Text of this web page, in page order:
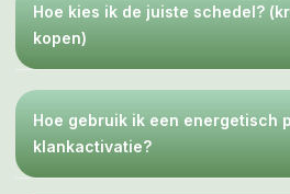
Hoe kies ik de juiste schedel?
kopen)
Hoe gebruik ik een energetisch
klankactivatie?